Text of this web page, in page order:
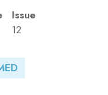
Issue
12